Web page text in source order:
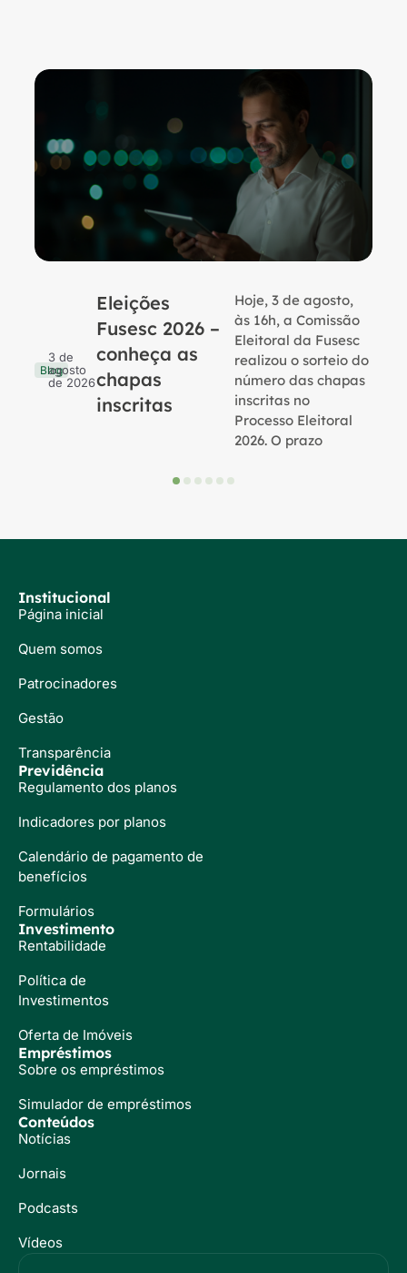
Blog
3 de
agosto
de 2026
Eleições
Fusesc 2026 –
conheça as
chapas
inscritas
Hoje, 3 de agosto,
às 16h, a Comissão
Eleitoral da Fusesc
realizou o sorteio do
número das chapas
inscritas no
Processo Eleitoral
2026. O prazo
Institucional
Página inicial
Quem somos
Patrocinadores
Gestão
Transparência
Previdência
Regulamento dos planos
Indicadores por planos
Calendário de pagamento de
benefícios
Formulários
Investimento
Rentabilidade
Política de
Investimentos
Oferta de Imóveis
Empréstimos
Sobre os empréstimos
Simulador de empréstimos
Conteúdos
Notícias
Jornais
Podcasts
Vídeos